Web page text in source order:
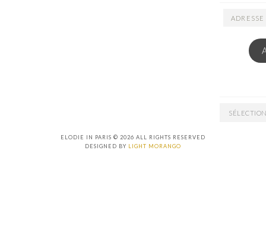
ADRESSE
ARCHIVES
ELODIE IN PARIS © 2026 ALL RIGHTS RESERVED
DESIGNED BY LIGHT MORANGO